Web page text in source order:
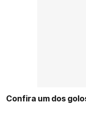
Confira um dos